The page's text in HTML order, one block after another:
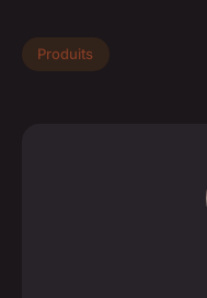
Produits